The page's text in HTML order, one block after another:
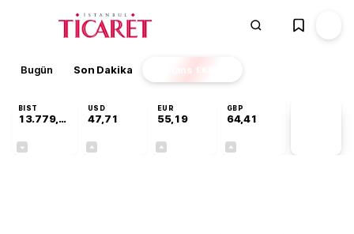
Bugün Son Dakika Finans EKSTRA
BIST
13.779,39
USD
47,71
EUR
55,19
GBP
64,41